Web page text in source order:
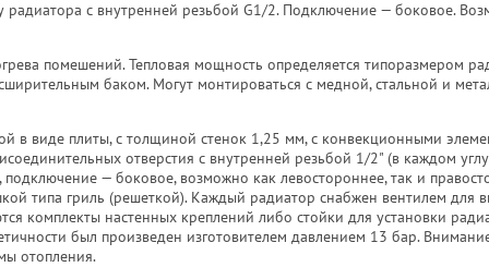
радиатора с внутренней резьбой G1/2. Подключение — боковое.
помешений. Тепловая мощность определяется типоразмером
баком. Могут монтироваться с медной, стальной и
в виде плиты, с толщиной стенок 1,25 мм, с конвекционными
отверстия с внутренней резьбой 1/2" (в каждом
— боковое, возможно как левостороннее, так и
типа гриль (решеткой). Каждый радиатор снабжен вентилем для
комплекты настенных креплений либо стойки для установки
был произведен изготовителем давлением 13 бар.
отопления.